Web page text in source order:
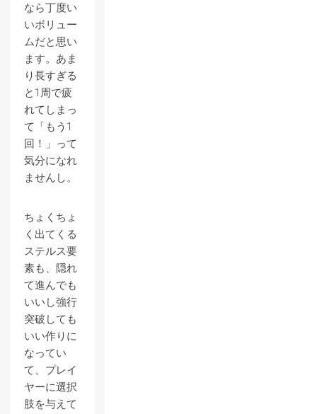
なら丁度い
いボリュー
ムだと思い
ます。あま
り長すぎる
と1周で疲
れてしまっ
て「もう1
回！」って
気分になれ
ませんし。
ちょくちょ
く出てくる
ステルス要
素も、隠れ
て進んでも
いいし強行
突破しても
いい作りに
なってい
て、プレイ
ヤーに選択
肢を与えて